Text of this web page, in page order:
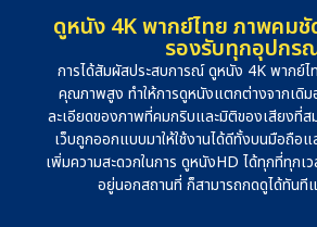
ดูหนัง 4K พากย์ไทย ภาพคมชั
รองรับทุกอุปกร
การได้สัมผัสประสบการณ์ ดูหนัง 4K พากย์ไ
คุณภาพสูง ทำให้การดูหนังแตกต่างจากเดิม
ละเอียดของภาพที่คมกริบและมิติของเสียงที่ส
เว็บถูกออกแบบมาให้ใช้งานได้ดีทั้งบนมือถือ
เพิ่มความสะดวกในการ ดูหนังHD ได้ทุกที่ทุกเว
อยู่นอกสถานที่ ก็สามารถกดดูได้ทันที